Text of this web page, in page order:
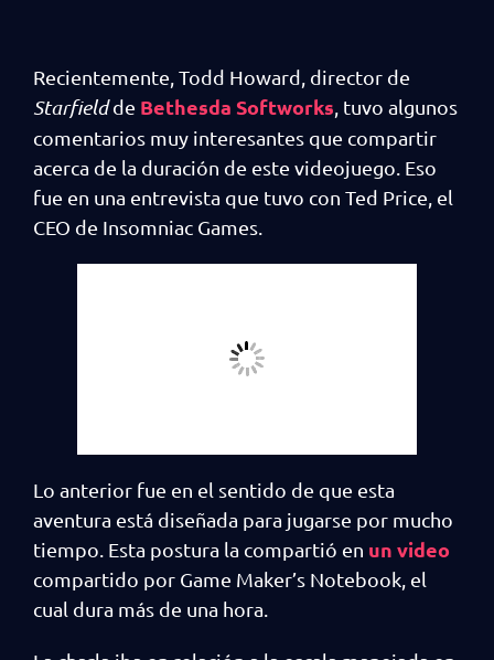
Recientemente, Todd Howard, director de
Starfieldde Bethesda Softworks , tuvo algunos
comentarios muy interesantes que compartir
acerca de la duración de este videojuego. Eso
fue en una entrevista que tuvo con Ted Price, el
CEO de Insomniac Games.
Lo anterior fue en el sentido de que esta
aventura está diseñada para jugarse por mucho
tiempo. Esta postura la compartió en un video
compartido por Game Maker’s Notebook, el
cual dura más de una hora.